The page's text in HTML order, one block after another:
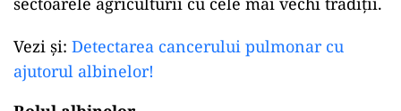
Vezi și: Detectarea cancerului pulmonar cu
ajutorul albinelor!